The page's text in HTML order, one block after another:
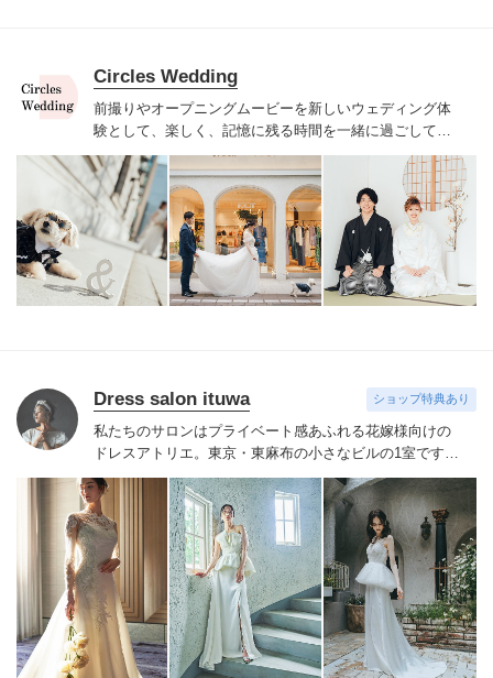
Circles Wedding
前撮りやオープニングムービーを新しいウェディング体
験として、楽しく、記憶に残る時間を一緒に過ごしてい
ただきます。前撮り写真やオープニングムービーをお客
様と一緒に作るプロジェクトとして考えており、準備〜
当日〜納品まで常に「お二人の叶えたい」をヒアリング
し続け、一緒に形にします。
★悪天候等による日程変更
は無料で対応いたします。
キャンセル料：1か月〜２週
間前 50％ 2週間前～当日（延期後） 100％
Dress salon ituwa ショップ特典あり
私たちのサロンはプライベート感あふれる花嫁様向けの
ドレスアトリエ。東京・東麻布の小さなビルの1室です。
ituwaのドレス・タキシードのご案内はもちろん、オーダ
ーメイドドレス、シューズやアクセサリーなども合わせ
て、花嫁にとっての隠れ家的な場所として一組みずつ丁
寧にご案内させていただきます。